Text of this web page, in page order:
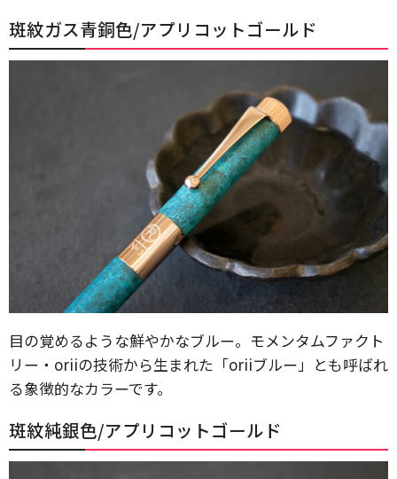
斑紋ガス青銅色/アプリコットゴールド
目の覚めるような鮮やかなブルー。モメンタムファクト
リー・oriiの技術から生まれた「oriiブルー」とも呼ばれ
る象徴的なカラーです。
斑紋純銀色/アプリコットゴールド